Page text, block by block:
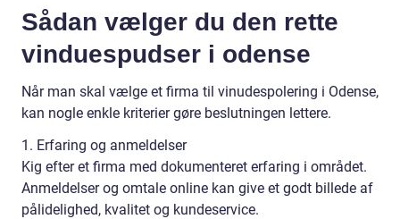
Sådan vælger du den rette
vinduespudser i odense
Når man skal vælge et firma til vinudespolering i Odense,
kan nogle enkle kriterier gøre beslutningen lettere.
1. Erfaring og anmeldelser
Kig efter et firma med dokumenteret erfaring i området.
Anmeldelser og omtale online kan give et godt billede af
pålidelighed, kvalitet og kundeservice.